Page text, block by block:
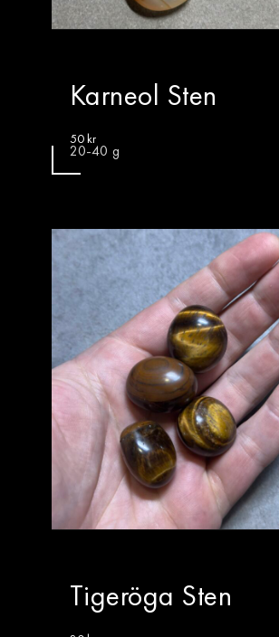
Karneol Sten
50kr
20-40 g
Tigeröga Sten